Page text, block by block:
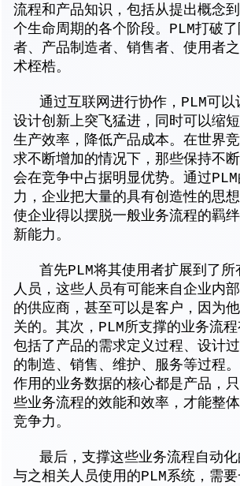
流程和产品知识，包括从提出概念
个生命周期的各个阶段。PLM打破
者、产品制造者、销售者、使用者
术桎梏。
通过互联网进行协作，PLM可以
设计创新上突飞猛进，同时可以缩
生产效率，降低产品成本。在世界
求不断增加的情况下，那些保持不
会在竞争中占据明显优势。通过
力，企业把大量的具有创造性的思
使企业得以摆脱一般业务流程的羁
新能力。
首先PLM将其使用者扩展到了所
人员，这些人员有可能来自企业内
的供应商，甚至可以是客户，因为
关的。其次，PLM所支撑的业务流
包括了产品的需求定义过程、设计
的制造、销售、维护、服务等过程
作用的业务数据的核心都是产品，
些业务流程的效能和效率，才能整
竞争力。
最后，支撑这些业务流程自动化
与之相关人员使用的PLM系统，需